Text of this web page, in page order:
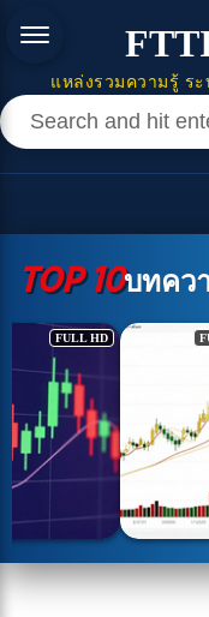
แหล่งรวมความรู้ ร
TOP 10บทคว
FULL HD